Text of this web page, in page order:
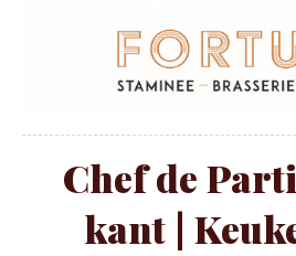
Chef de
kant |